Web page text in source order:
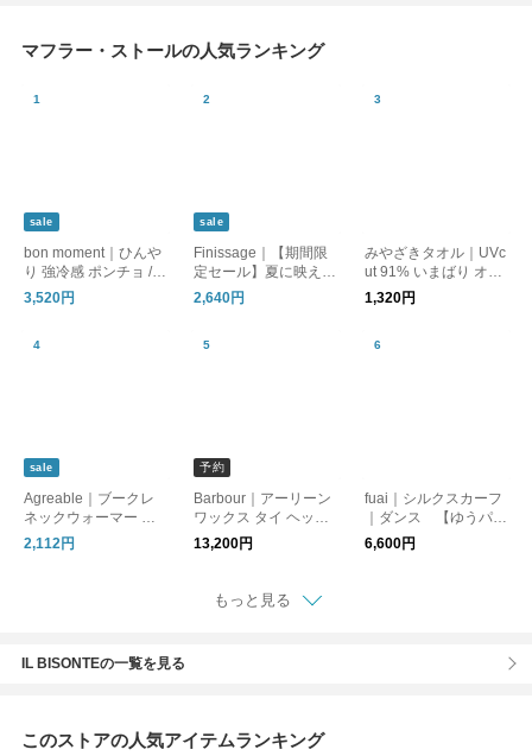
マフラー・ストールの人気ランキング
sale
bon moment｜ひんや
り 強冷感 ポンチョ / C
OOLIC[R] 接触冷感 持
続冷感 UVカット99％
3,520円
sale
Finissage｜【期間限
定セール】夏に映える
インドのブロックプリ
ントボレロ 巾着付き
2,640円
みやざきタオル｜UVc
ut 91% いまばり オー
ガニック コットン マ
フラー ストール ショ
1,320円
sale
Agreable｜ブークレ
ネックウォーマー ／
マフラー
2,112円
予約
Barbour｜アーリーン
ワックス タイ ヘッド
スカーフ ARLENE W
AX TIE HEADSCARF l
行受注会】
13,200円
fuai｜シルクスカーフ
｜ダンス 【ゆうパケ
ット対応】
6,600円
もっと見る
IL BISONTEの一覧を見る
このストアの人気アイテムランキング